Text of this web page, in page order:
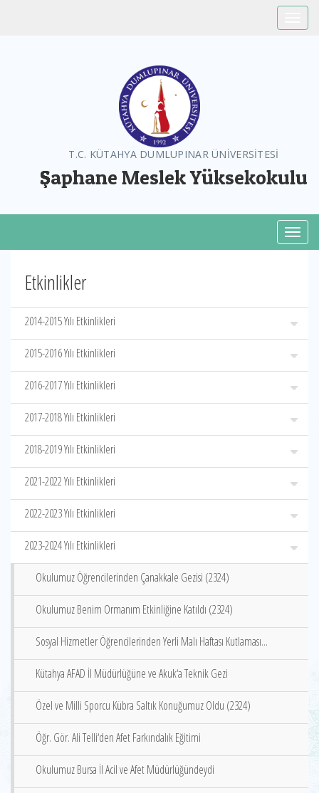
T.C. KÜTAHYA DUMLUPINAR ÜNİVERSİTESİ
Şaphane Meslek Yüksekokulu
Etkinlikler
2014-2015 Yılı Etkinlikleri
2015-2016 Yılı Etkinlikleri
2016-2017 Yılı Etkinlikleri
2017-2018 Yılı Etkinlikleri
2018-2019 Yılı Etkinlikleri
2021-2022 Yılı Etkinlikleri
2022-2023 Yılı Etkinlikleri
2023-2024 Yılı Etkinlikleri
Okulumuz Öğrencilerinden Çanakkale Gezisi (2324)
Okulumuz Benim Ormanım Etkinliğine Katıldı (2324)
Sosyal Hizmetler Öğrencilerinden Yerli Malı Haftası Kutlaması...
Kütahya AFAD İl Müdürlüğüne ve Akuk‘a Teknik Gezi
Özel ve Milli Sporcu Kübra Saltık Konuğumuz Oldu (2324)
Öğr. Gör. Ali Telli‘den Afet Farkındalık Eğitimi
Okulumuz Bursa İl Acil ve Afet Müdürlüğündeydi